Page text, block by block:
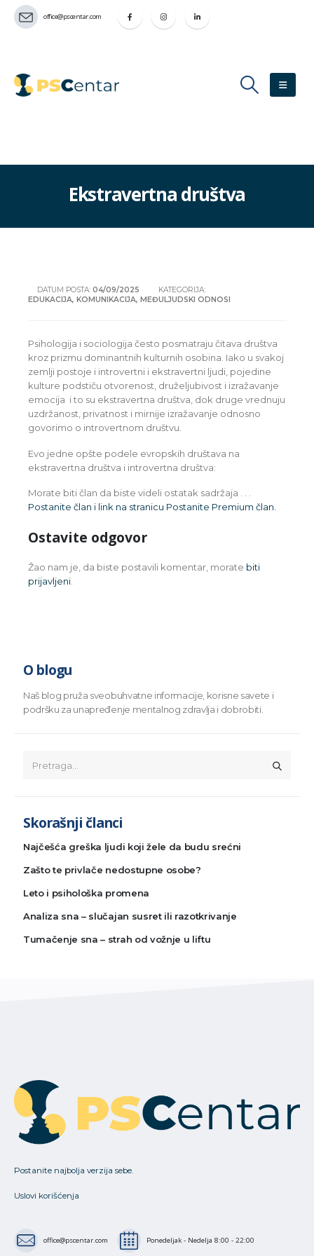
office@pscentar.com
Ekstravertna društva
DATUM POSTA: 04/09/2025
KATEGORIJA:
EDUKACIJA, KOMUNIKACIJA, MEĐULJUDSKI ODNOSI
Psihologija i sociologija često posmatraju čitava društva
kroz prizmu dominantnih kulturnih osobina. Iako u svakoj
zemlji postoje i introvertni i ekstravertni ljudi, pojedine
kulture podstiču otvorenost, druželjubivost i izražavanje
emocija i to su ekstravertna društva, dok druge vrednuju
uzdržanost, privatnost i mirnije izražavanje odnosno
govorimo o introvertnom društvu.
Evo jedne opšte podele evropskih društava na
ekstravertna društva i introvertna društva:
Morate biti član da biste videli ostatak sadržaja .
Postanite član i link na stranicu Postanite Premium član.
Ostavite odgovor
Žao nam je, da biste postavili komentar, morate biti
prijavljeni.
O blogu
Naš blog pruža sveobuhvatne informacije, korisne savete i
podršku za unapređenje mentalnog zdravlja i dobrobiti.
Skorašnji članci
Najčešća greška ljudi koji žele da budu srećni
Zašto te privlače nedostupne osobe?
Leto i psihološka promena
Analiza sna – slučajan susret ili razotkrivanje
Tumačenje sna – strah od vožnje u liftu
Postanite najbolja verzija sebe.
Uslovi korišćenja
office@pscentar.com Ponedeljak - Nedelja 8:00 - 22:00